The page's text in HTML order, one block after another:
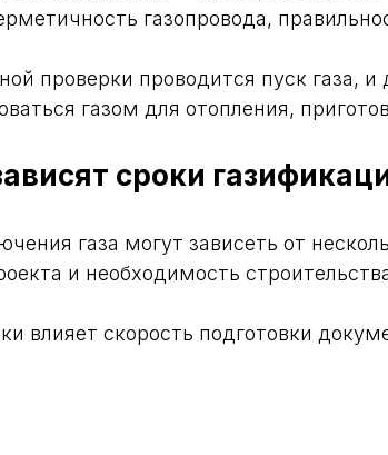
газопровода,
проверки проводится пуск газа,
газом для отопления,
сроки
газа могут зависеть от
и необходимость
влияет скорость подготовки